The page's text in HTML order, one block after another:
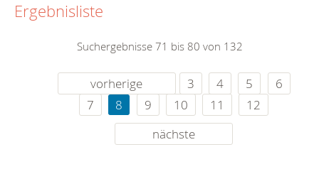
Ergebnisliste
Suchergebnisse 71 bis 80 von 132
vorherige 3 4 5
6
7
8 9 10 11
12
nächste